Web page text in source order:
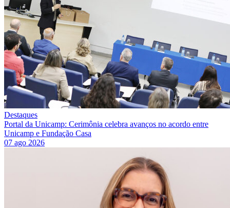
Destaques
Portal da Unicamp: Cerimônia celebra avanços no acordo entre
Unicamp e Fundação Casa
07 ago 2026